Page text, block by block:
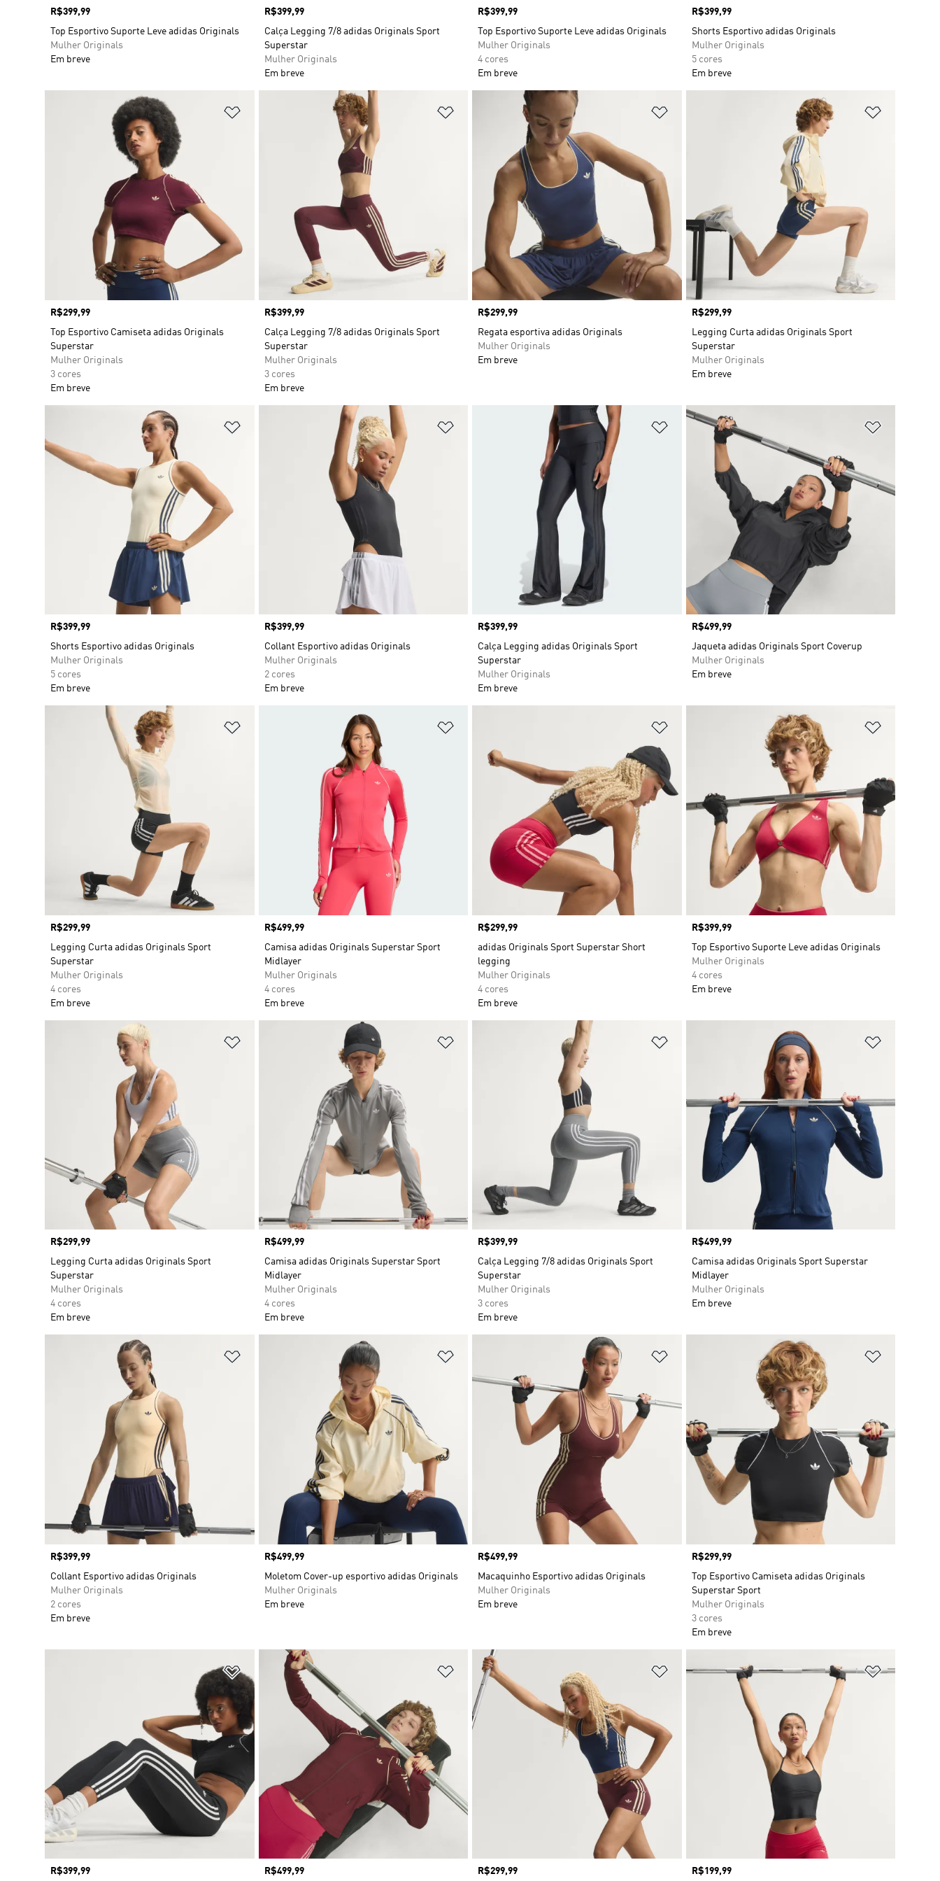
Preço
R$399,99
Top Esportivo Suporte Leve adidas Originals
Mulher Originals
Em breve
Preço
R$399,99
Calça Legging 7/8 adidas Originals Sport
Superstar
Mulher Originals
Em breve
Preço
R$399,99
Top Esportivo Suporte Leve adidas Originals
Mulher Originals
4 cores
Em breve
Preço
R$399,99
Shorts Esportivo adidas Originals
Mulher Originals
5 cores
Em breve
Adicionar à Lista de Desejos
Preço
R$299,99
Top Esportivo Camiseta adidas Originals
Superstar
Mulher Originals
3 cores
Em breve
Adicionar à Lista de Desejos
Preço
R$399,99
Calça Legging 7/8 adidas Originals Sport
Superstar
Mulher Originals
3 cores
Em breve
Adicionar à Lista de Desejos
Preço
R$299,99
Regata esportiva adidas Originals
Mulher Originals
Em breve
Preço
R$299,99
Legging Curta adidas Originals Sport
Superstar
Mulher Originals
Em breve
Adicionar à Lista de Desejos
Preço
R$399,99
Shorts Esportivo adidas Originals
Mulher Originals
5 cores
Em breve
Adicionar à Lista de Desejos
Preço
R$399,99
Collant Esportivo adidas Originals
Mulher Originals
2 cores
Em breve
Adicionar à Lista de Desejos
Preço
R$399,99
Calça Legging adidas Originals Sport
Superstar
Mulher Originals
Em breve
Preço
R$499,99
Jaqueta adidas Originals Sport Coverup
Mulher Originals
Em breve
Adicionar à Lista de Desejos
Preço
R$299,99
Legging Curta adidas Originals Sport
Superstar
Mulher Originals
4 cores
Em breve
Preço
R$499,99
Camisa adidas Originals Superstar Sport
Midlayer
Mulher Originals
4 cores
Em breve
Adicionar à Lista de Desejos
Preço
R$299,99
adidas Originals Sport Superstar Short
legging
Mulher Originals
4 cores
Em breve
Preço
R$399,99
Top Esportivo Suporte Leve adidas Originals
Mulher Originals
4 cores
Em breve
Adicionar à Lista de Desejos
Preço
R$299,99
Legging Curta adidas Originals Sport
Superstar
Mulher Originals
4 cores
Em breve
Adicionar à Lista de Desejos
Preço
R$499,99
Camisa adidas Originals Superstar Sport
Midlayer
Mulher Originals
4 cores
Em breve
Adicionar à Lista de Desejos
Preço
R$399,99
Calça Legging 7/8 adidas Originals Sport
Superstar
Mulher Originals
3 cores
Em breve
Preço
R$499,99
Camisa adidas Originals Sport Superstar
Midlayer
Mulher Originals
Em breve
Adicionar à Lista de Desejos
Preço
R$399,99
Collant Esportivo adidas Originals
Mulher Originals
2 cores
Em breve
Adicionar à Lista de Desejos
Preço
R$499,99
Moletom Cover-up esportivo adidas Originals
Mulher Originals
Em breve
Adicionar à Lista de Desejos
Preço
R$499,99
Macaquinho Esportivo adidas Originals
Mulher Originals
Em breve
Preço
R$299,99
Top Esportivo Camiseta adidas Originals
Superstar Sport
Mulher Originals
3 cores
Em breve
Adicionar à Lista de Desejos
Preço
R$399,99
Adicionar à Lista de Desejos
Preço
R$499,99
Adicionar à Lista de Desejos
Preço
R$299,99
Adicionar
Preço
R$199,99